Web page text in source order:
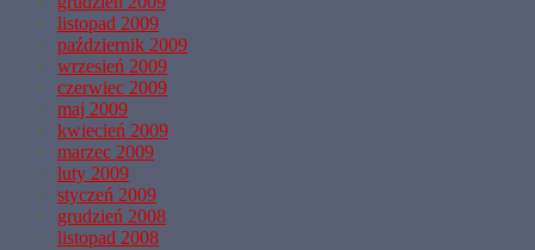
listopad 2009
październik 2009
wrzesień 2009
czerwiec 2009
maj 2009
kwiecień 2009
marzec 2009
luty 2009
styczeń 2009
grudzień 2008
listopad 2008